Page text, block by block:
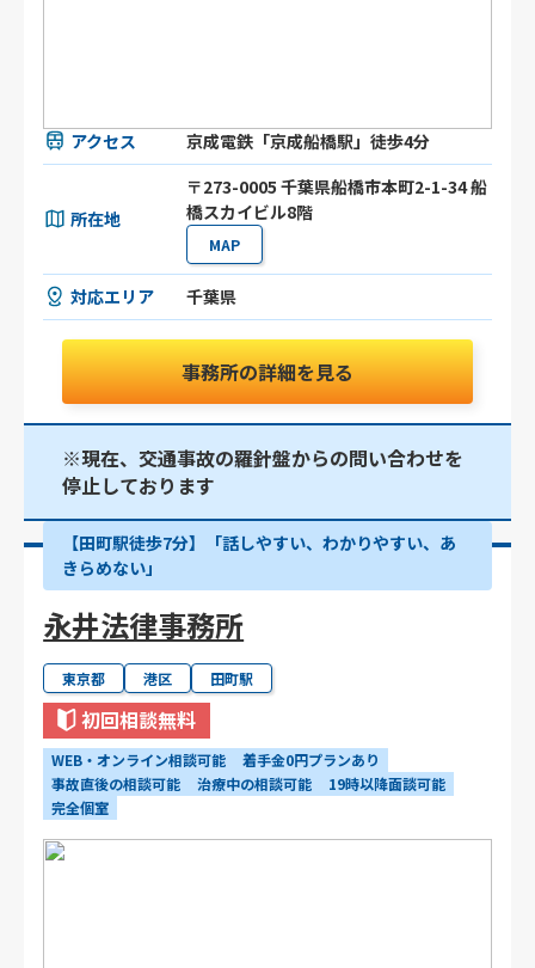
アクセス 京成電鉄「京成船橋駅」徒歩4分
所在地
〒273-0005 千葉県船橋市本町2-1-34 船
橋スカイビル8階
MAP
対応エリア 千葉県
事務所の詳細を見る
※現在、交通事故の羅針盤からの問い合わせを
停止しております
【田町駅徒歩7分】「話しやすい、わかりやすい、あ
きらめない」
永井法律事務所
東京都 港区 田町駅
初回相談無料
WEB・オンライン相談可能
着手金0円プランあり
事故直後の相談可能
治療中の相談可能
19時以降面談可能
完全個室